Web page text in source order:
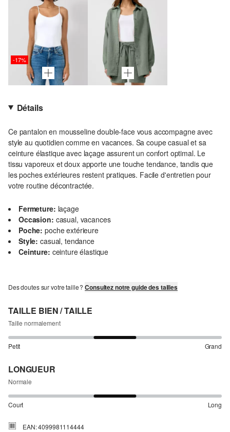
-17%
Détails
Ce pantalon en mousseline double-face vous accompagne avec
style au quotidien comme en vacances. Sa coupe casual et sa
ceinture élastique avec laçage assurent un confort optimal. Le
tissu vaporeux et doux apporte une touche tendance, tandis que
les poches extérieures restent pratiques. Facile d'entretien pour
votre routine décontractée.
Fermeture: laçage
Occasion: casual, vacances
Poche: poche extérieure
Style: casual, tendance
Ceinture: ceinture élastique
Des doutes sur votre taille ?Consultez notre guide des tailles
TAILLE BIEN / TAILLE
Taille normalement
Petit Grand
LONGUEUR
Normale
Court Long
EAN: 4099981114444